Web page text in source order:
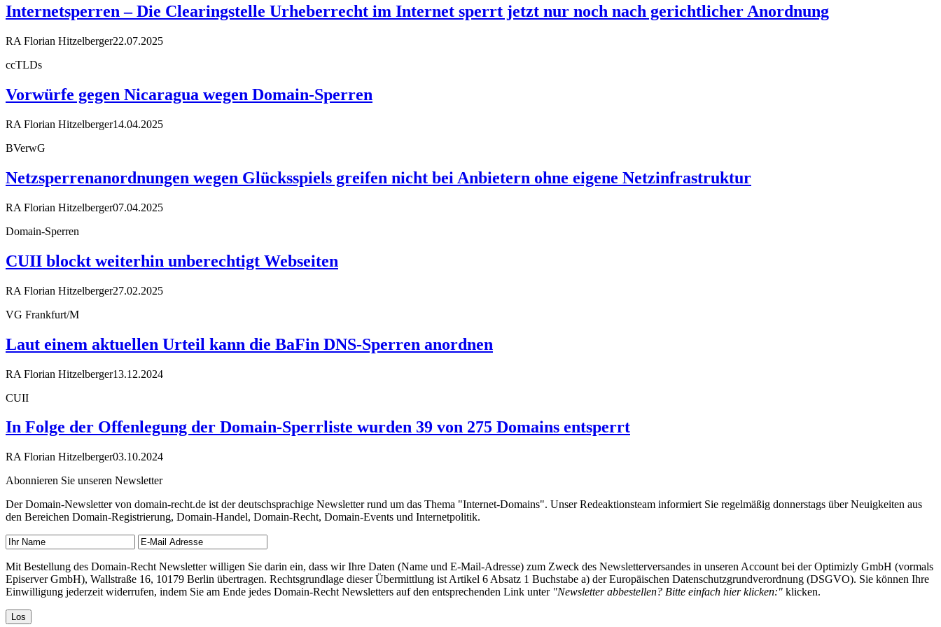
Internetsperren – Die Clearingstelle Urheberrecht im Internet sperrt jetzt nur noch nach gerichtlicher Anordnung
RA Florian Hitzelberger22.07.2025
ccTLDs
Vorwürfe gegen Nicaragua wegen Domain-Sperren
RA Florian Hitzelberger14.04.2025
BVerwG
Netzsperrenanordnungen wegen Glücksspiels greifen nicht bei Anbietern ohne eigene Netzinfrastruktur
RA Florian Hitzelberger07.04.2025
Domain-Sperren
CUII blockt weiterhin unberechtigt Webseiten
RA Florian Hitzelberger27.02.2025
VG Frankfurt/M
Laut einem aktuellen Urteil kann die BaFin DNS-Sperren anordnen
RA Florian Hitzelberger13.12.2024
CUII
In Folge der Offenlegung der Domain-Sperrliste wurden 39 von 275 Domains entsperrt
RA Florian Hitzelberger03.10.2024
Abonnieren Sie unseren Newsletter
Der Domain-Newsletter von domain-recht.de ist der deutschsprachige Newsletter rund um das Thema "Internet-Domains". Unser Redeaktionsteam informiert Sie regelmäßig donnerstags über Neuigkeiten aus
den Bereichen Domain-Registrierung, Domain-Handel, Domain-Recht, Domain-Events und Internetpolitik.
Mit Bestellung des Domain-Recht Newsletter willigen Sie darin ein, dass wir Ihre Daten (Name und E-Mail-Adresse) zum Zweck des Newsletterversandes in unseren Account bei der Optimizly GmbH (vormals
Episerver GmbH), Wallstraße 16, 10179 Berlin übertragen. Rechtsgrundlage dieser Übermittlung ist Artikel 6 Absatz 1 Buchstabe a) der Europäischen Datenschutzgrundverordnung (DSGVO). Sie können Ihre
Einwilligung jederzeit widerrufen, indem Sie am Ende jedes Domain-Recht Newsletters auf den entsprechenden Link unter "Newsletter abbestellen? Bitte einfach hier klicken:" klicken.